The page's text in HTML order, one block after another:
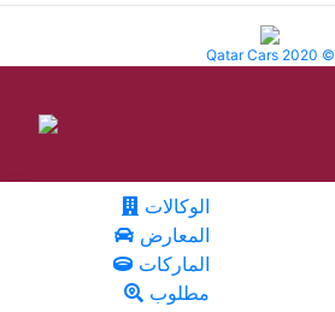
Qatar Cars 2020 ©
الوكالات
المعارض
الماركات
مطلوب